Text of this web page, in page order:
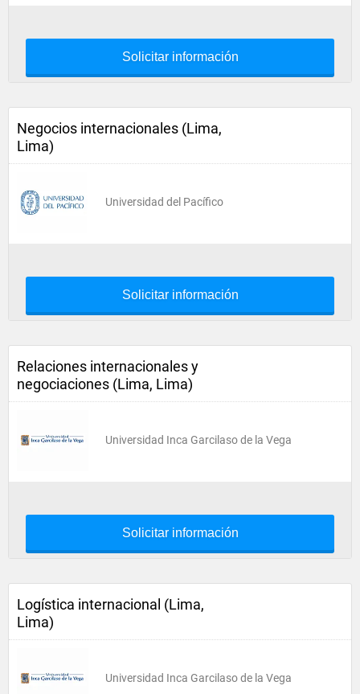
Solicitar información
Negocios internacionales (Lima,
Lima)
Universidad del Pacífico
Solicitar información
Relaciones internacionales y
negociaciones (Lima, Lima)
Universidad Inca Garcilaso de la Vega
Solicitar información
Logística internacional (Lima,
Lima)
Universidad Inca Garcilaso de la Vega